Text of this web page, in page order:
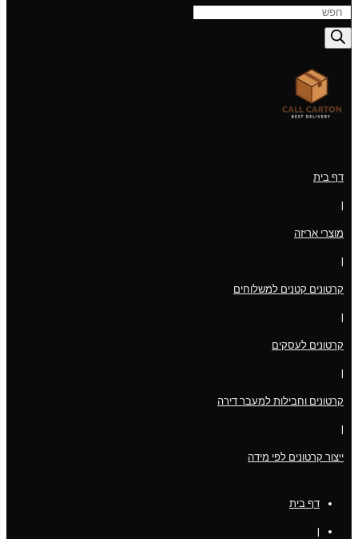
Products
search
דף בית
מוצרי אריזה
קרטונים קטנים למשלוחים
קרטונים לעסקים
קרטונים וחבילות למעבר דירה
ייצור קרטונים לפי מידה
דף בית